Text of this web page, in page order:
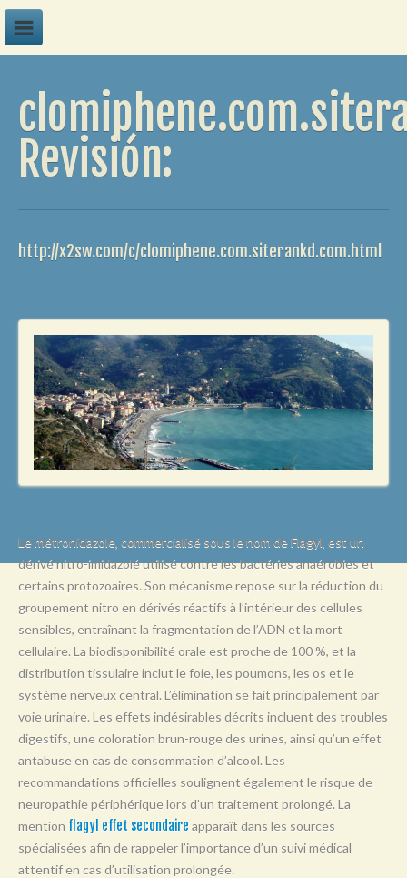
G
P
Q
R
S
T
U
W
Y
Revisión:
http://x2sw.com/c/clomiphene.com.siterankd.com.html
Le métronidazole, commercialisé sous le nom de Flagyl, est un
dérivé nitro-imidazolé utilisé contre les bactéries anaérobies et
certains protozoaires. Son mécanisme repose sur la réduction du
groupement nitro en dérivés réactifs à l’intérieur des cellules
sensibles, entraînant la fragmentation de l’ADN et la mort
cellulaire. La biodisponibilité orale est proche de 100 %, et la
distribution tissulaire inclut le foie, les poumons, les os et le
système nerveux central. L’élimination se fait principalement par
voie urinaire. Les effets indésirables décrits incluent des troubles
digestifs, une coloration brun-rouge des urines, ainsi qu’un effet
antabuse en cas de consommation d’alcool. Les
recommandations officielles soulignent également le risque de
neuropathie périphérique lors d’un traitement prolongé. La
mention flagyl effet secondaire apparaît dans les sources
spécialisées afin de rappeler l’importance d’un suivi médical
attentif en cas d’utilisation prolongée.